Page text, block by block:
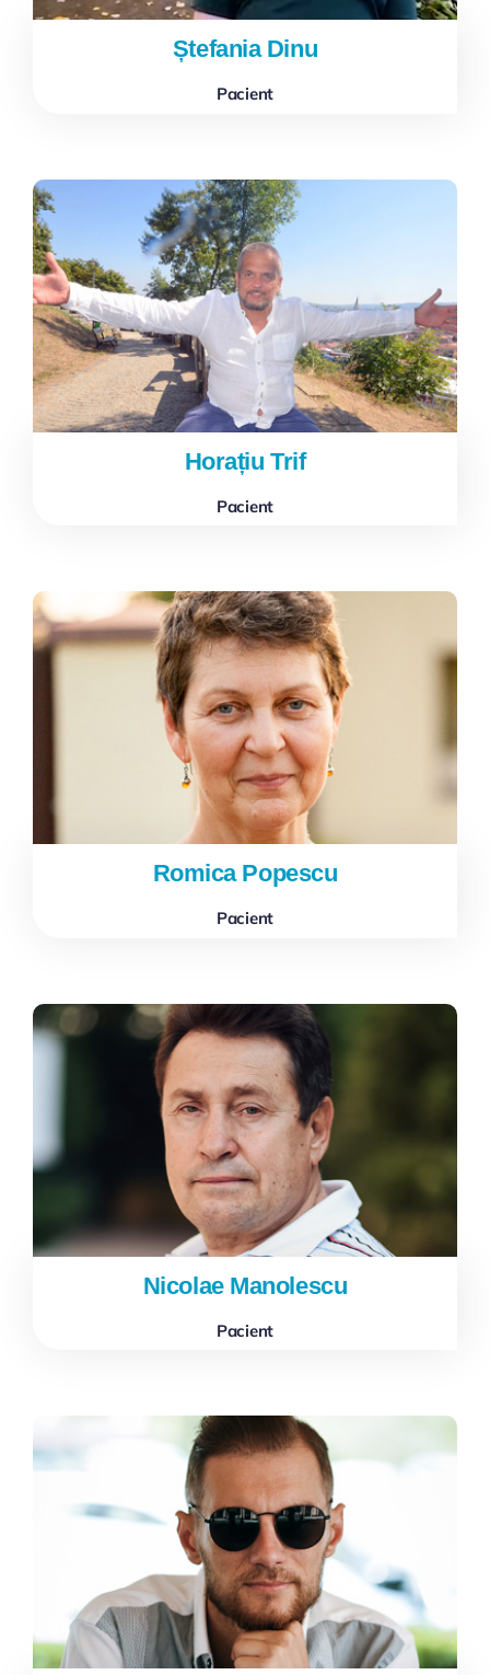
Ștefania Dinu
Pacient
Horațiu Trif
Pacient
Romica Popescu
Pacient
Nicolae Manolescu
Pacient